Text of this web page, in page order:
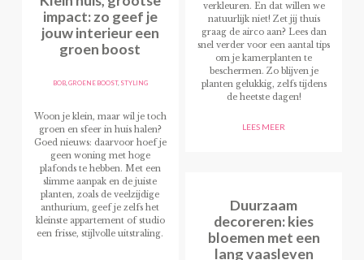
impact: zo geef je
jouw interieur een
groen boost
BOB,GROENE BOOST, STYLING
Woon je klein, maar wil je toch
groen en sfeer in huis halen?
Goed nieuws: daarvoor hoef je
geen woning met hoge
plafonds te hebben. Met een
slimme aanpak en de juiste
planten, zoals de veelzijdige
anthurium, geef je zelfs het
kleinste appartement of studio
een frisse, stijlvolle uitstraling.
verkleuren. En dat willen we
natuurlijk niet! Zet jij thuis
graag de airco aan? Lees dan
snel verder voor een aantal tips
om je kamerplanten te
beschermen. Zo blijven je
planten gelukkig, zelfs tijdens
de heetste dagen!
LEES MEER
Duurzaam
decoreren: kies
bloemen met een
lang vaasleven